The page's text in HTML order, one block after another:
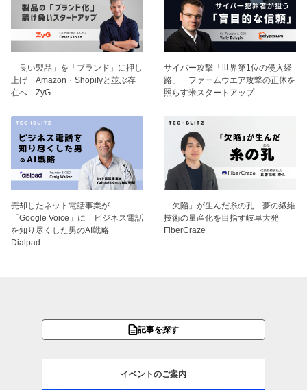
「良い製品」を「ブランド」に押し
上げ Amazon・Shopifyと並ぶ存
在へ ZyG
サイバー攻撃「世界第1位の侵入経
路」 ファームウエア攻撃の正体を
照らす米スタートアップ
売却したネット電話事業が
「Google Voice」に ビジネス電話
を知り尽くした男のAI戦略
Dialpad
「欠陥」が生んだ糸の孔 夢の繊維
技術の量産化を目指す岐阜大発
FiberCraze
記事を探す
イベントのご案内